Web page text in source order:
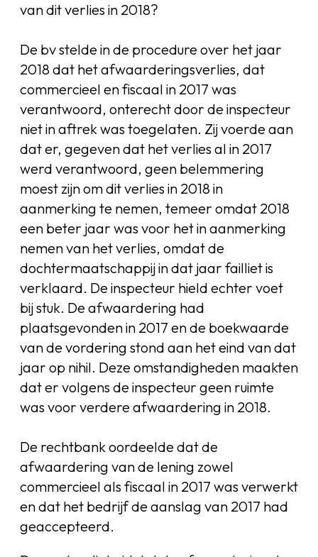
van dit verlies in 2018?
De bv stelde in de procedure over het jaar
2018 dat het afwaarderingsverlies, dat
commercieel en fiscaal in 2017 was
verantwoord, onterecht door de inspecteur
niet in aftrek was toegelaten. Zij voerde aan
dat er, gegeven dat het verlies al in 2017
werd verantwoord, geen belemmering
moest zijn om dit verlies in 2018 in
aanmerking te nemen, temeer omdat 2018
een beter jaar was voor het in aanmerking
nemen van het verlies, omdat de
dochtermaatschappij in dat jaar failliet is
verklaard. De inspecteur hield echter voet
bij stuk. De afwaardering had
plaatsgevonden in 2017 en de boekwaarde
van de vordering stond aan het eind van dat
jaar op nihil. Deze omstandigheden maakten
dat er volgens de inspecteur geen ruimte
was voor verdere afwaardering in 2018.
De rechtbank oordeelde dat de
afwaardering van de lening zowel
commercieel als fiscaal in 2017 was verwerkt
en dat het bedrijf de aanslag van 2017 had
geaccepteerd.